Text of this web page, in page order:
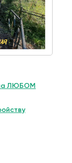
на ЛЮБОМ